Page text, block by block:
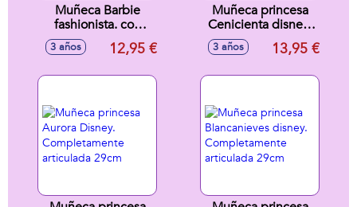
Muñeca Barbie
fashionista. con
looks desde los
más informales y
más hippy fashion -
3 años 12,95 €
Muñeca princesa
Cenicienta disney.
Completamente
articulada 29cm
3 años 13,95 €